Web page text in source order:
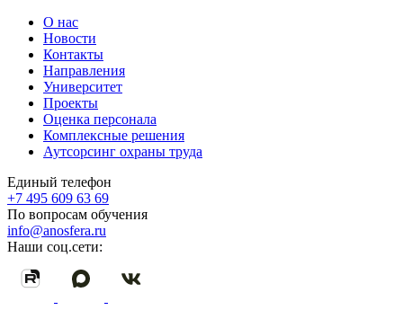
О нас
Новости
Контакты
Направления
Университет
Проекты
Оценка персонала
Комплексные решения
Аутсорсинг охраны труда
Единый телефон
+7 495 609 63 69
По вопросам обучения
info@anosfera.ru
Наши соц.сети: